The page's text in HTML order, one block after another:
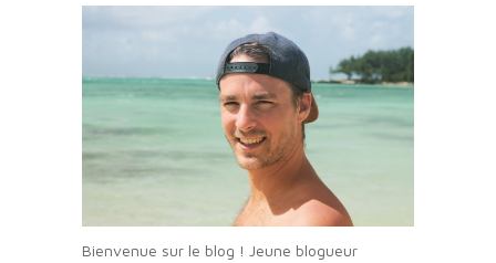
Bienvenue sur le blog ! Jeune blogueur